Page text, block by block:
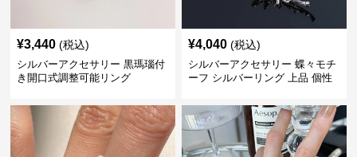
¥3,440 (税込)
シルバーアクセサリー 黒瑪瑙付
き開口式調整可能リング
¥4,040 (税込)
シルバーアクセサリー 蝶々モチ
ーフ シルバーリング 上品 個性